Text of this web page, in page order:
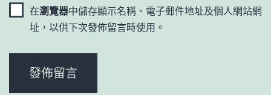
在瀏覽器中儲存顯示名稱、電子郵件地址及個人網站網
址，以供下次發佈留言時使用。